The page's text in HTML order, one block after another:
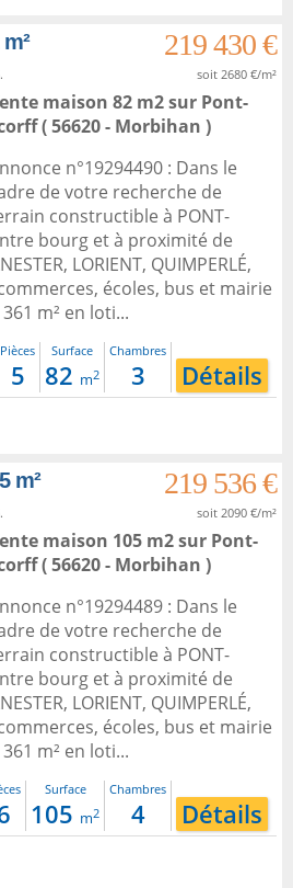
219 430 €
soit 2680 €/m²
maison 82 m2sur Pont-
( 56620 - Morbihan )
n°19294490 : Dans le
de votre recherche de
constructible à PONT-
bourg et à proximité de
LORIENT, QUIMPERLÉ,
écoles, bus et mairie
m² en loti...
Pièces
5
Surface
82 m2
Chambres
3 Détails
m²
219 536 €
soit 2090 €/m²
maison 105 m2sur Pont-
( 56620 - Morbihan )
n°19294489 : Dans le
de votre recherche de
constructible à PONT-
bourg et à proximité de
LORIENT, QUIMPERLÉ,
écoles, bus et mairie
m² en loti...
Surface
105 m2
Chambres
4 Détails